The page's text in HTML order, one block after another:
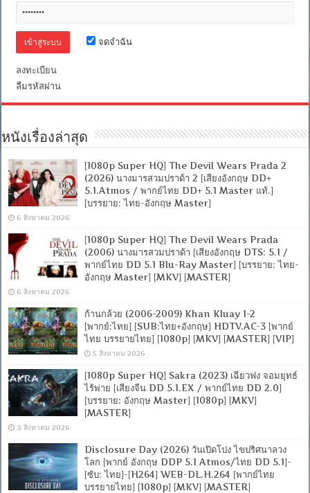
จดจำฉัน
ลงทะเบียน
ลืมรหัสผ่าน
หนังเรื่องล่าสุด
[1080p Super HQ] The Devil Wears Prada 2
(2026) นางมารสวมปราด้า 2 [เสียงอังกฤษ DD+
5.1.Atmos / พากย์ไทย DD+ 5.1 Master แท้.]
[บรรยาย: ไทย-อังกฤษ Master]
6 สิงหาคม 2026
[1080p Super HQ] The Devil Wears Prada
(2006) นางมารสวมปราด้า [เสียงอังกฤษ DTS: 5.1 /
พากย์ไทย DD 5.1 Blu-Ray Master] [บรรยาย: ไทย-
อังกฤษ Master] [MKV] [MASTER]
6 สิงหาคม 2026
ก้านกล้วย (2006-2009) Khan Kluay 1-2
[พากย์:ไทย] [SUB:ไทย+อังกฤษ] HDTV.AC-3 [พากย์
ไทย บรรยายไทย] [1080p] [MKV] [MASTER] [VIP]
5 สิงหาคม 2026
[1080p Super HQ] Sakra (2023) เฉียวฟง จอมยุทธ์
ไร้พ่าย [เสียงจีน DD 5.1.EX / พากย์ไทย DD 2.0]
[บรรยาย: อังกฤษ Master] [1080p] [MKV]
[MASTER]
3 สิงหาคม 2026
Disclosure Day (2026) วันเปิดโปง ไขปริศนาลวง
โลก [พากย์ อังกฤษ DDP 5.1 Atmos/ไทย DD 5.1]-
[ซับ: ไทย]-[H264] WEB-DL.H.264 [พากย์ไทย
บรรยายไทย] [1080p] [MKV] [MASTER]